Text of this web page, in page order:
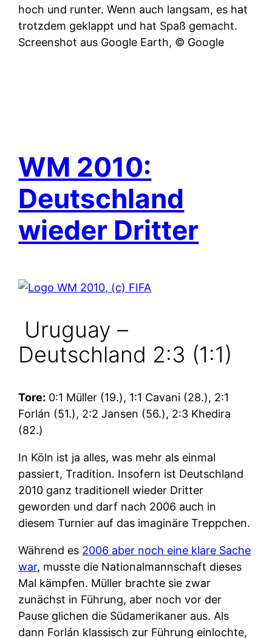
hoch und runter. Wenn auch langsam, es hat
trotzdem geklappt und hat Spaß gemacht.
Screenshot aus Google Earth, © Google
WM 2010:
Deutschland
wieder Dritter
Uruguay –
Deutschland 2:3 (1:1)
Tore: 0:1 Müller (19.), 1:1 Cavani (28.), 2:1
Forlán (51.), 2:2 Jansen (56.), 2:3 Khedira
(82.)
In Köln ist ja alles, was mehr als einmal
passiert, Tradition. Insofern ist Deutschland
2010 ganz traditionell wieder Dritter
geworden und darf nach 2006 auch in
diesem Turnier auf das imaginäre Treppchen.
Während es 2006 aber noch eine klare Sache
war, musste die Nationalmannschaft dieses
Mal kämpfen. Müller brachte sie zwar
zunächst in Führung, aber noch vor der
Pause glichen die Südamerikaner aus. Als
dann Forlán klassisch zur Führung einlochte,